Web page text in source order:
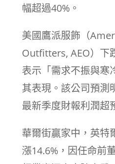
幅超過40%。
美國鷹派服飾（
Outfitters, AEO）下
表示「需求不振與寒
其表現。該公司預測
最新季度財報利潤超
華爾街贏家中，英特
漲14.6%，因任命前